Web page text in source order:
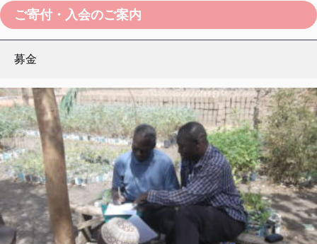
ご寄付・入会のご案内
募金